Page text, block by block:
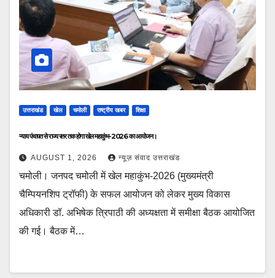
उत्तराखंड खेल चमोली राष्ट्रीय खबर शिक्षा
न्याय पंचायत से राज्य स्तर तक होगा खेल महाकुंभ-2026 का आयोजन।
AUGUST 1, 2026 न्यूज़ संवाद उत्तराखंड
चमोली। जनपद चमोली में खेल महाकुंभ-2026 (मुख्यमंत्री
चैम्पियनशिप ट्रॉफी) के सफल आयोजन को लेकर मुख्य विकास
अधिकारी डॉ. अभिषेक त्रिपाठी की अध्यक्षता में समीक्षा बैठक आयोजित
की गई। बैठक में…